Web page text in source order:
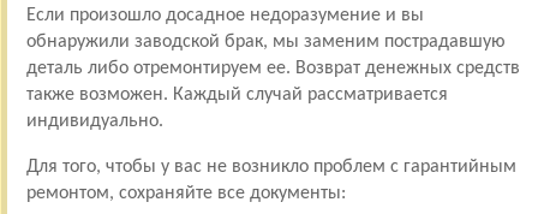
Если произошло досадное недоразумение и вы
обнаружили заводской брак, мы заменим пострадавшую
деталь либо отремонтируем ее. Возврат денежных средств
также возможен. Каждый случай рассматривается
индивидуально.
Для того, чтобы у вас не возникло проблем с гарантийным
ремонтом, сохраняйте все документы: